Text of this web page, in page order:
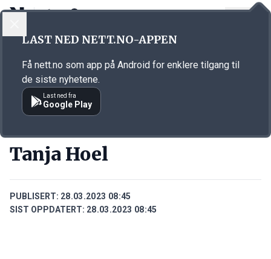
Annonsørinnhold
Tanja Hoel
PUBLISERT: 28.03.2023 08:45
SIST OPPDATERT: 28.03.2023 08:45
LAST NED NETT.NO-APPEN
Få nett.no som app på Android for enklere tilgang til
de siste nyhetene.
Last ned fra
Google Play